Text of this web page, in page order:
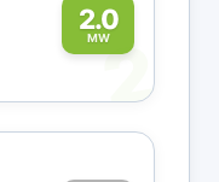
2.0
MW2